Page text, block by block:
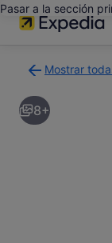
Pasar a la sección
Mostrar
a
la
página
8+